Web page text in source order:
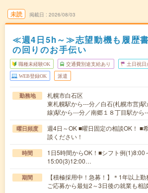
未読 掲載日 2026/08/03
≪週4日5h～≫志望動機も履歴
の回りのお手伝い
職種未経験OK 交通費別途支給あり 土日祝日
WEB登録OK 派遣
勤務地
札幌市白石区
東札幌駅から---分／白石(札幌市営)
線)駅から---分／南郷１８丁目駅から
曜日頻度
週4日～OK ■曜日固定の相談OK！ ■
談ください！
時間
1日5時間からOK！■シフト例(1)8:00
15:00(3)12:00…
期間
【積極採用中！急募！】＊1年以上
ご応募から最短2～3日後の就業も相